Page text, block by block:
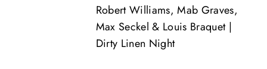
Robert Williams, Mab Graves,
Max Seckel & Louis Braquet |
Dirty Linen Night